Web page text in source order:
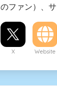
のファン）、
X Website